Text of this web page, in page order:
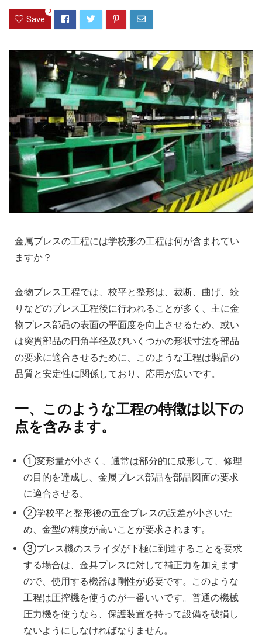
Save
0
金属プレスの工程には学校形の工程は何が含まれてい
ますか？
金物プレス工程では、校平と整形は、裁断、曲げ、絞
りなどのプレス工程後に行われることが多く、主に金
物プレス部品の表面の平面度を向上させるため、或い
は突貫部品の円角半径及びいくつかの形状寸法を部品
の要求に適合させるために、このような工程は製品の
品質と安定性に関係しており、応用が広いです。
一、このような工程の特徴は以下の
点を含みます。
①変形量が小さく、通常は部分的に成形して、修理
の目的を達成し、金属プレス部品を部品図面の要求
に適合させる。
②学校平と整形後の五金プレスの誤差が小さいた
め、金型の精度が高いことが要求されます。
③プレス機のスライダが下極に到達することを要求
する場合は、金具プレスに対して補正力を加えます
ので、使用する機器は剛性が必要です。このような
工程は圧搾機を使うのが一番いいです。普通の機械
圧力機を使うなら、保護装置を持って設備を破損し
ないようにしなければなりません。